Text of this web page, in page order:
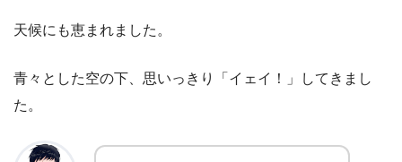
天候にも恵まれました。
青々とした空の下、思いっきり「イェイ！」してきまし
た。